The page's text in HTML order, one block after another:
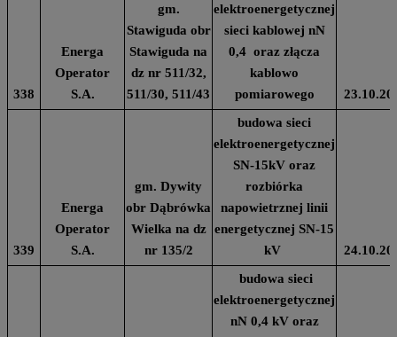
338
Energa
Operator
S.A.
gm.
Stawiguda obr
Stawiguda na
dz nr 511/32,
511/30, 511/43
elektroenergetycznej
sieci kablowej nN
0,4 oraz złącza
kablowo
pomiarowego
339
Energa
Operator
S.A.
gm. Dywity
obr Dąbrówka
Wielka na dz
nr 135/2
budowa sieci
elektroenergetycznej
SN-15kV oraz
rozbiórka
napowietrznej linii
energetycznej SN-15
kV
budowa sieci
elektroenergetycznej
nN 0,4 kV oraz